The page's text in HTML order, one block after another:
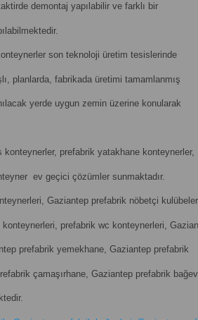
demontaj yapılabilir ve farklı bir
son teknoloji üretim tesislerinde
planlarda, fabrikada üretimi tamamlanmış
yerde uygun zemin üzerine konularak
prefabrik yatakhane konteynerler,
ev geçici çözümler sunmaktadır.
Gaziantep prefabrik nöbetçi
prefabrik wc konteynerleri,
prefabrik yemekhane, Gaziantep prefabrik
çamaşırhane, Gaziantep prefabrik